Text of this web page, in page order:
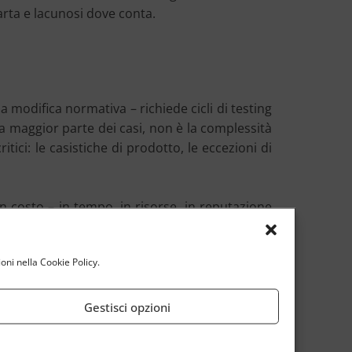
nella Cookie Policy.
Gestisci opzioni
e lacunosi dove conta.
modifica normativa – richiede cicli di testing
parte dei casi, non è la complessità
le casistiche di prodotto, le eccezioni di
costo – in tempo, in risorse, in reputazione
gestione delle coassicurazioni, calcolo